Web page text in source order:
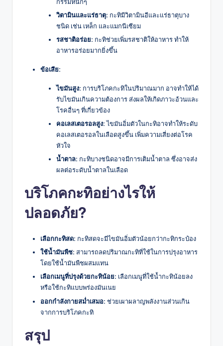
วิตามินและแร่ธาตุ: กะทิมีวิตามินอีและแร่ธาตุบาง
ชนิด เช่น เหล็ก และแมกนีเซียม
รสชาติอร่อย: กะทิช่วยเพิ่มรสชาติให้อาหาร ทำให้
อาหารอร่อยมากยิ่งขึ้น
ข้อเสีย:
ไขมันสูง: การบริโภคกะทิในปริมาณมาก อาจทำให้ได้
รับไขมันเกินความต้องการ ส่งผลให้เกิดภาวะอ้วนและ
โรคอื่นๆ ที่เกี่ยวข้อง
คอเลสเตอรอลสูง:ไขมันอิ่มตัวในกะทิอาจทำให้ระดับ
คอเลสเตอรอลในเลือดสูงขึ้น เพิ่มความเสี่ยงต่อโรค
หัวใจ
น้ำตาล: กะทิบางชนิดอาจมีการเติมน้ำตาล ซึ่งอาจส่ง
ผลต่อระดับน้ำตาลในเลือด
บริโภคกะทิอย่างไรให้
ปลอดภัย?
เลือกกะทิสด: กะทิสดจะมีไขมันอิ่มตัวน้อยกว่ากะทิกระป๋อง
ใช้น้ำมันพืช: สามารถลดปริมาณกะทิที่ใช้ในการปรุงอาหาร
โดยใช้น้ำมันพืชผสมแทน
เลือกเมนูที่ปรุงด้วยกะทิน้อย: เลือกเมนูที่ใช้น้ำกะทิน้อยลง
หรือใช้กะทิแบบพร่องมันเนย
ออกกำลังกายสม่ำเสมอ: ช่วยเผาผลาญพลังงานส่วนเกิน
จากการบริโภคกะทิ
สรุป